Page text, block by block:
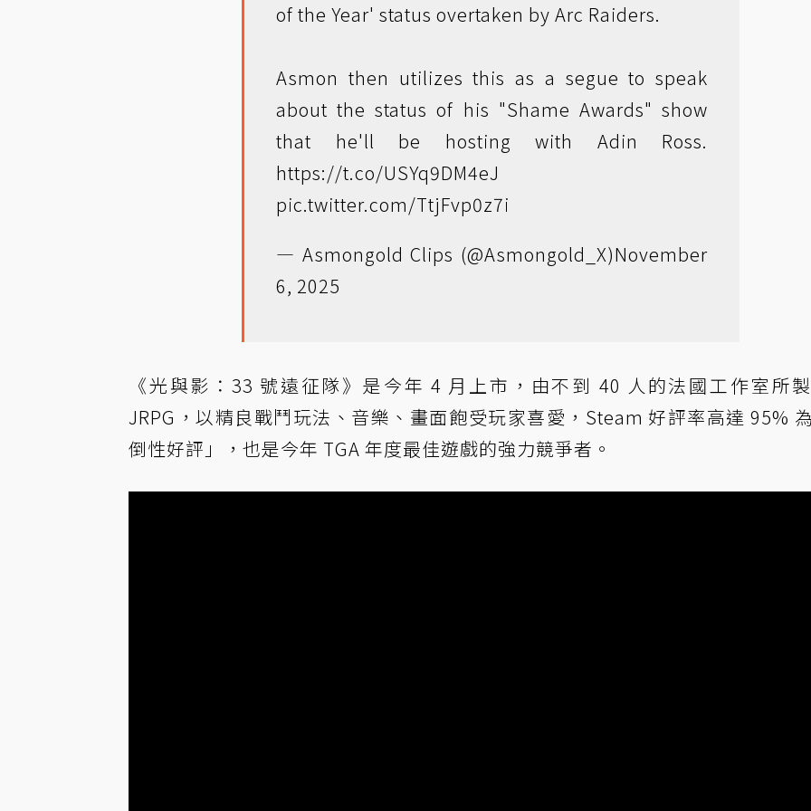
of the Year' status overtaken by Arc Raiders.
Asmon then utilizes this as a segue to speak
about the status of his "Shame Awards" show
that he'll be hosting with Adin Ross.
https://t.co/USYq9DM4eJ
pic.twitter.com/TtjFvp0z7i
— Asmongold Clips (@Asmongold_X)November
6, 2025
《光與影：33 號遠征隊》是今年 4 月上市，由不到 40 人的法國工作室所
JRPG，以精良戰鬥玩法、音樂、畫面飽受玩家喜愛，Steam 好評率高達 95%
倒性好評」，也是今年 TGA 年度最佳遊戲的強力競爭者。